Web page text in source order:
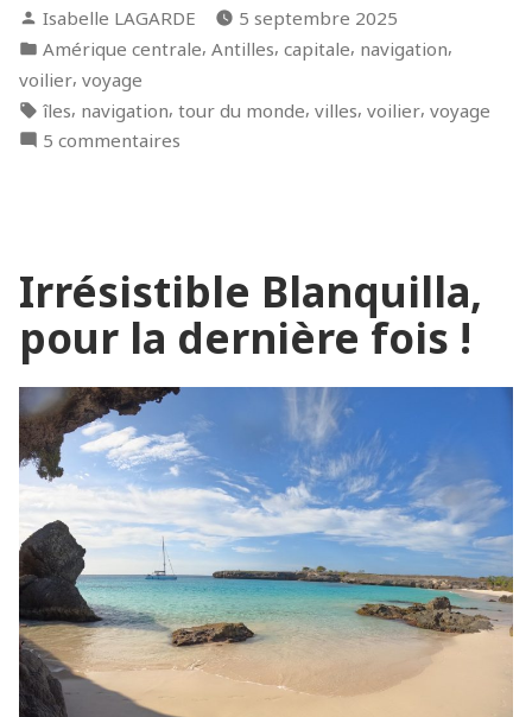
reprend
:
route
le
cabo
de
Posted
by
Isabelle LAGARDE
5 septembre 2025
Posted
in
Amérique centrale, Antilles, capitale, navigation,
voilier, voyage
Tags:
îles, navigation, tour du monde, villes, voilier, voyage
5 commentaires
en
route
pour
Colombie,
le
cabo
de
Vela
Irrésistible Blanquilla,
pour la dernière fois !